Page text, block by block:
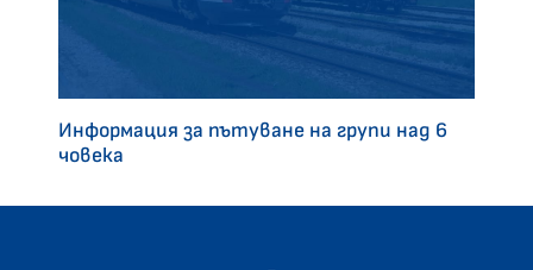
Информация за пътуване на групи над 6
човека